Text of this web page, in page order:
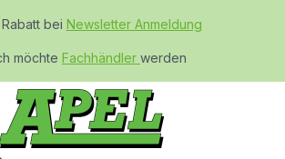
bei Newsletter Anmeldung
möchteFachhändlerwerden